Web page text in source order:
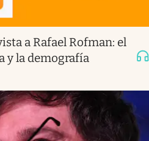
a Rafael Rofman: el
y la demografía